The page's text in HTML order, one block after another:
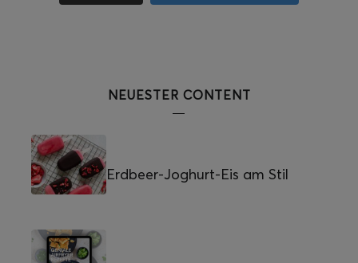
NEUESTER CONTENT
Erdbeer-Joghurt-Eis am Stil